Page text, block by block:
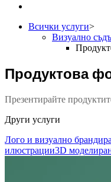
Всички услуги>
Визуално
Продуктова
Презентирайте
Други услуги
Лого и визуално
илюстрации3D